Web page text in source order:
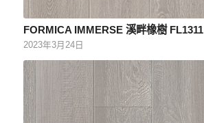
FORMICA IMMERSE 溪畔橡樹 FL1311
2023年3月24日